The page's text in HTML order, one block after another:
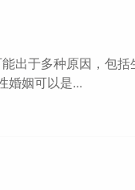
出于多种原因，包括
婚姻可以是...